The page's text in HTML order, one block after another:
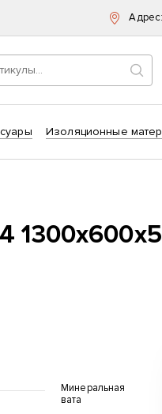
Адрес:
Поиск
Изоляционные
Минеральная
вата